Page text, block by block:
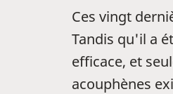
Ces vingt
Tandis qu'il a
efficace, et
acouphènes